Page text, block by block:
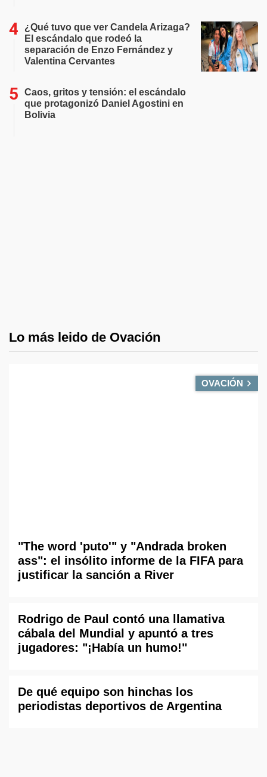
¿Qué tuvo que ver Candela Arizaga?
El escándalo que rodeó la
separación de Enzo Fernández y
Valentina Cervantes
Caos, gritos y tensión: el escándalo
que protagonizó Daniel Agostini en
Bolivia
Lo más leido de Ovación
OVACIÓN
"The word 'puto'" y "Andrada broken
ass": el insólito informe de la FIFA para
justificar la sanción a River
Rodrigo de Paul contó una llamativa
cábala del Mundial y apuntó a tres
jugadores: "¡Había un humo!"
De qué equipo son hinchas los
periodistas deportivos de Argentina